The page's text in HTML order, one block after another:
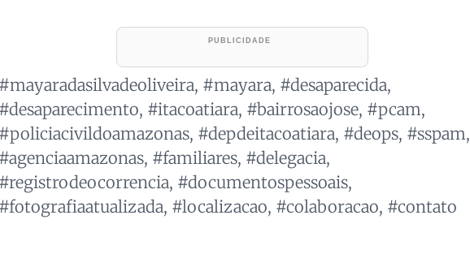
#mayaradasilvadeoliveira, #mayara, #desaparecida,
#desaparecimento, #itacoatiara, #bairrosaojose, #pcam,
#policiacivildoamazonas, #depdeitacoatiara, #deops, #sspam,
#agenciaamazonas, #familiares, #delegacia,
#registrodeocorrencia, #documentospessoais,
#fotografiaatualizada, #localizacao, #colaboracao, #contato